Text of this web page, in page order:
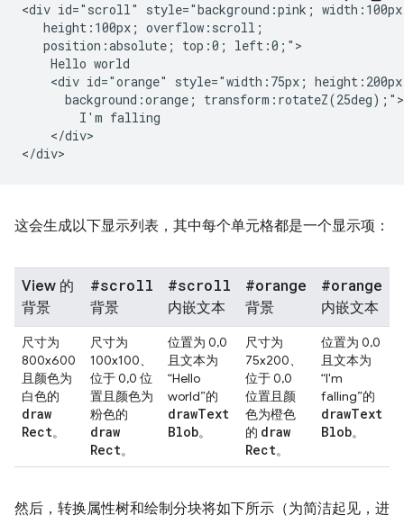
<div id="scroll" style="background:pink;
   height:100px; overflow:scroll;
   position:absolute; top:0; left:0;">
    Hello world
<div id="orange" style="width:75px;
      background:orange; transform:rotateZ(25deg);">
        I'm falling
    </div>
这会生成以下显示列表，其中每个单元格都是一个显示项：
View 的
背景
#scroll
背景
#scroll
内嵌文本
#orange
背景
#orange
内嵌文本
尺寸为
800x600
且颜色为
白色的
draw
Rect。
尺寸为
100x100、
位于 0,0 位
置且颜色为
粉色的
draw
Rect。
位置为 0,0
且文本为
“Hello
world”的
drawText
Blob。
尺寸为
75x200、
位于 0,0
位置且颜
色为橙色
的 draw
Rect。
位置为 0,0
且文本为
“I'm
falling”的
drawText
Blob。
然后，转换属性树和绘制分块将如下所示（为简洁起见，进